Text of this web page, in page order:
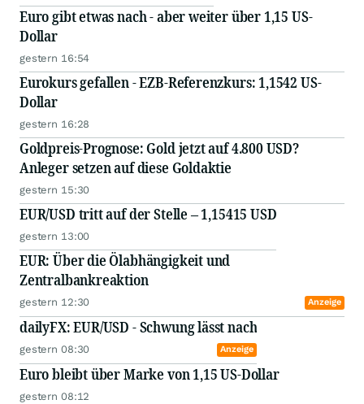
Euro gibt etwas nach - aber weiter über 1,15 US-
Dollar
gestern 16:54
Eurokurs gefallen - EZB-Referenzkurs: 1,1542 US-
Dollar
gestern 16:28
Goldpreis-Prognose: Gold jetzt auf 4.800 USD?
Anleger setzen auf diese Goldaktie
gestern 15:30
EUR/USD tritt auf der Stelle – 1,15415 USD
gestern 13:00
EUR: Über die Ölabhängigkeit und
Zentralbankreaktion
gestern 12:30 Anzeige
dailyFX: EUR/USD - Schwung lässt nach
gestern 08:30 Anzeige
Euro bleibt über Marke von 1,15 US-Dollar
gestern 08:12